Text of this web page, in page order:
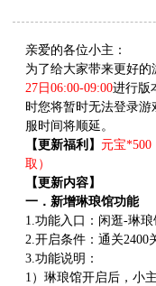
亲爱的各位小主：
为了给大家带来更好
27日06:00-09:00进行版
时您将暂时无法登录
服时间将顺延。
【更新福利】 元宝*500
取）
【更新内容】
一．新增琳琅馆功能
1.功能入口：闲逛-琳琅
2.开启条件：通关2400
3.功能说明：
1）琳琅馆开启后，小